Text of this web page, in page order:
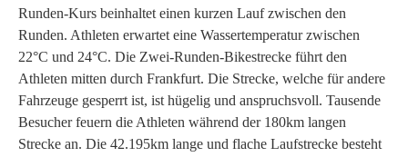
Runden-Kurs beinhaltet einen kurzen Lauf zwischen den
Runden. Athleten erwartet eine Wassertemperatur zwischen
22°C und 24°C. Die Zwei-Runden-Bikestrecke führt den
Athleten mitten durch Frankfurt. Die Strecke, welche für andere
Fahrzeuge gesperrt ist, ist hügelig und anspruchsvoll. Tausende
Besucher feuern die Athleten während der 180km langen
Strecke an. Die 42.195km lange und flache Laufstrecke besteht